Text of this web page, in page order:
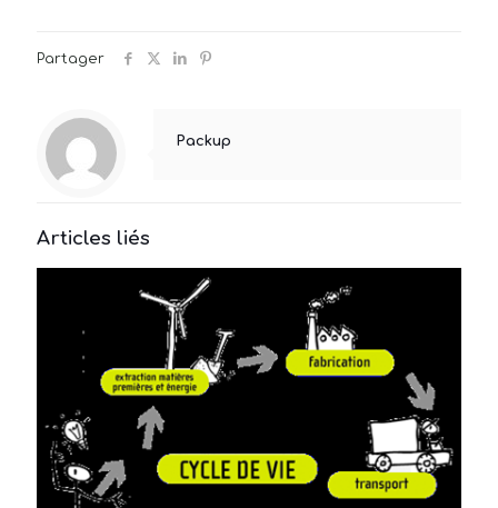
Partager
Packup
Articles liés